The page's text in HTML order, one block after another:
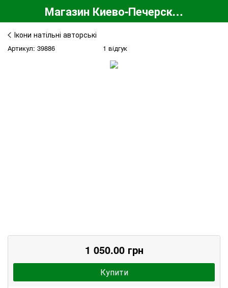
Магазин Киево-Печерской Лавры
Ікони натільні авторські
Артикул: 39886 1 відгук
1 050.00 грн
Купити